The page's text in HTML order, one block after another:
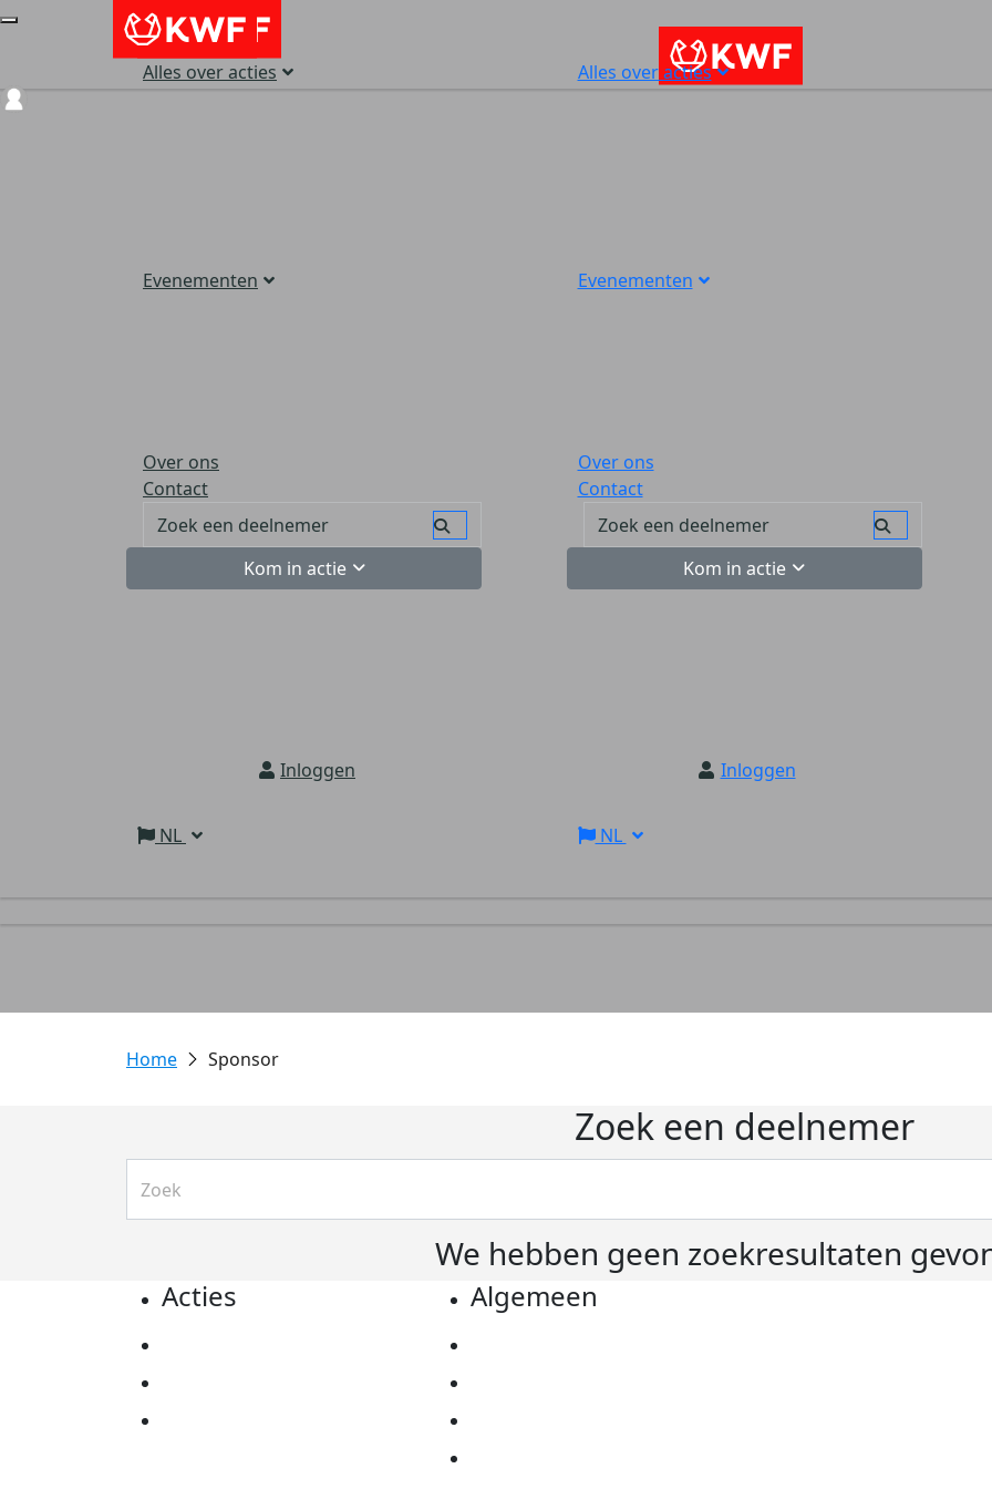
Alles over acties
Evenementen
Over ons
Contact
Kom in actie
Inloggen
NL
Alles over acties
Evenementen
Over ons
Contact
Kom in actie
Inloggen
NL
Sponsor
Zoek een deelnemer
We hebben geen zoekresultaten
Acties Algemeen